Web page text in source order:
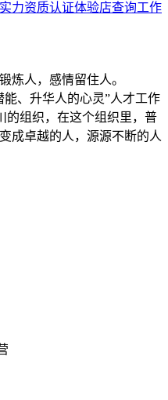
力资质认证体验店查询工作
炼人，感情留住人。
、升华人的心灵”人才工作
的组织，在这个组织里，普
成卓越的人，源源不断的人